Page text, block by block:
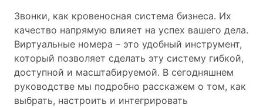
Звонки, как кровеносная система бизнеса. Их
качество напрямую влияет на успех вашего дела.
Виртуальные номера – это удобный инструмент,
который позволяет сделать эту систему гибкой,
доступной и масштабируемой. В сегодняшнем
руководстве мы подробно расскажем о том, как
выбрать, настроить и интегрировать